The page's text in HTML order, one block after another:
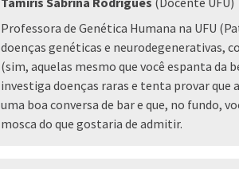
Professora de Genética Humana na UFU
doenças genéticas e neurodegenerativas,
(sim, aquelas mesmo que você espanta da
investiga doenças raras e tenta provar
uma boa conversa de bar e que, no fundo,
mosca do que gostaria de admitir.